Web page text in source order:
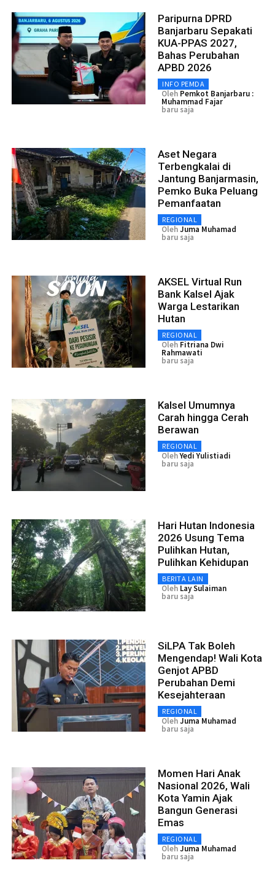
Paripurna DPRD
Banjarbaru Sepakati
KUA-PPAS 2027,
Bahas Perubahan
APBD 2026
INFO PEMDA
Oleh Pemkot Banjarbaru :
Muhammad Fajar
baru saja
Aset Negara
Terbengkalai di
Jantung Banjarmasin,
Pemko Buka Peluang
Pemanfaatan
REGIONAL
OlehJuma Muhamad
baru saja
AKSEL Virtual Run
Bank Kalsel Ajak
Warga Lestarikan
Hutan
REGIONAL
Oleh Fitriana Dwi
Rahmawati
baru saja
Kalsel Umumnya
Carah hingga Cerah
Berawan
REGIONAL
OlehYedi Yulistiadi
baru saja
Hari Hutan Indonesia
2026 Usung Tema
Pulihkan Hutan,
Pulihkan Kehidupan
BERITA LAIN
Oleh Lay Sulaiman
baru saja
SiLPA Tak Boleh
Mengendap! Wali Kota
Genjot APBD
Perubahan Demi
Kesejahteraan
REGIONAL
OlehJuma Muhamad
baru saja
Momen Hari Anak
Nasional 2026, Wali
Kota Yamin Ajak
Bangun Generasi
Emas
REGIONAL
OlehJuma Muhamad
baru saja